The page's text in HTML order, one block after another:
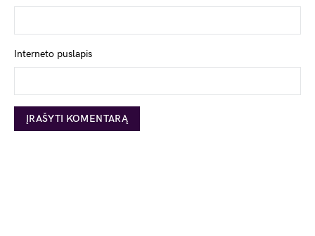
Interneto puslapis